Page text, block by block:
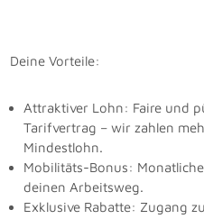
Deine Vorteile:
Attraktiver Lohn: Faire und
Tarifvertrag – wir zahlen
Mindestlohn.
Mobilitäts-Bonus:
deinen Arbeitsweg.
Exklusive Rabatte: Zugang